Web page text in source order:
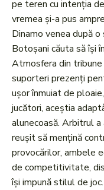
pe teren cu intenția
vremea și-a pus
Dinamo venea după
Botoșani căuta să își
Atmosfera din
suporteri prezenți
ușor înmuiat de
jucători, aceștia
alunecoasă. Arbitrul
reușit să mențină
provocărilor, ambele
de competitivitate,
își impună stilul de